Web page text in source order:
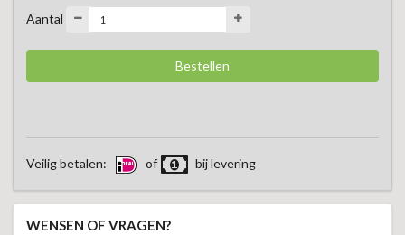
Aantal
Veilig betalen: of bij levering
WENSEN OF VRAGEN?